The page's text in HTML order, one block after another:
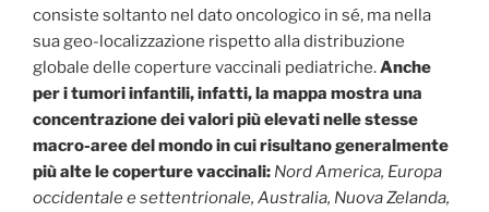
consiste soltanto nel dato oncologico in sé, ma nella
sua geo-localizzazione rispetto alla distribuzione
globale delle coperture vaccinali pediatriche.Anche
per i tumori infantili, infatti, la mappa mostra una
concentrazione dei valori più elevati nelle stesse
macro-aree del mondo in cui risultano generalmente
più alte le coperture vaccinali: Nord America, Europa
occidentale e settentrionale, Australia, Nuova Zelanda,